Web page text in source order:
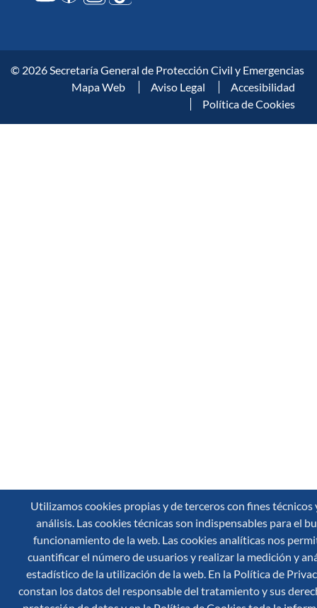
© 2026 Secretaría General de Protección Civil y Emergencias
Mapa Web
Aviso Legal
Accesibilidad
Política de Cookies
Utilizamos cookies propias y de terceros con fines técnicos
análisis. Las cookies técnicas son indispensables para el
funcionamiento de la web. Las cookies analíticas nos
cuantificar el número de usuarios y realizar la medición y
estadístico de la utilización de la web. En la Política de
constan los datos del responsable del tratamiento y sus